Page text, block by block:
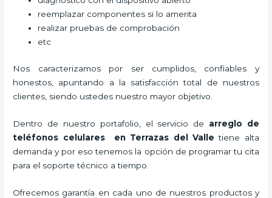
reemplazar componentes si lo amerita
realizar pruebas de comprobación
etc
Nos caracterizamos por ser cumplidos, confiables y
honestos, apuntando a la satisfacción total de nuestros
clientes, siendo ustedes nuestro mayor objetivo.
Dentro de nuestro portafolio, el servicio de arreglo de
teléfonos celularesen Terrazas del Valle tiene alta
demanda y por eso tenemos la opción de programar tu cita
para el soporte técnico a tiempo.
Ofrecemos garantía en cada uno de nuestros productos y